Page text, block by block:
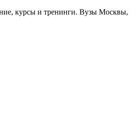
курсы и тренинги. Вузы